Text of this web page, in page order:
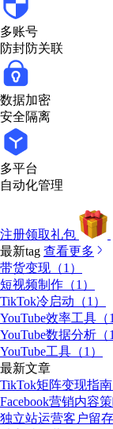
多账号
防封防关联
数据加密
安全隔离
多平台
自动化管理
注册领取礼包
最新tag 查看更多
带货变现（1）
短视频制作（1）
TikTok冷启动（1）
YouTube效率工具（1
YouTube数据分析（1
YouTube工具（1）
最新文章
TikTok矩阵变现指
Facebook营销内容
独立站运营客户留